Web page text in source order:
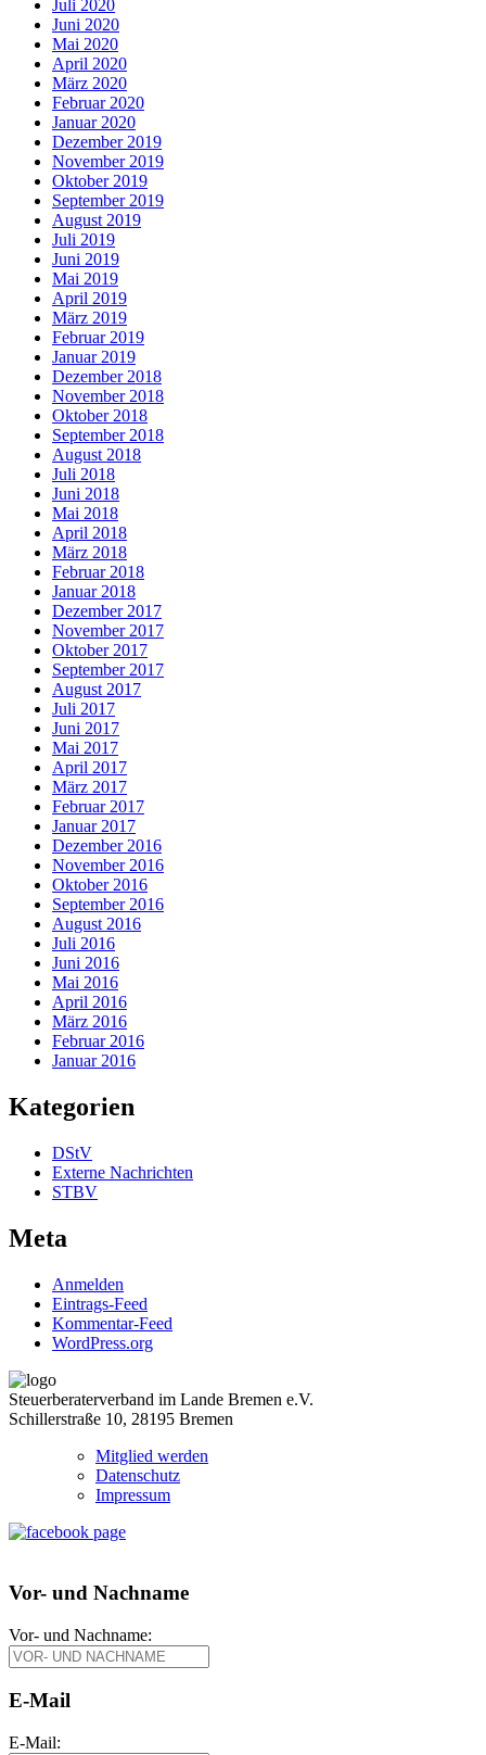
Juli 2020
Juni 2020
Mai 2020
April 2020
März 2020
Februar 2020
Januar 2020
Dezember 2019
November 2019
Oktober 2019
September 2019
August 2019
Juli 2019
Juni 2019
Mai 2019
April 2019
März 2019
Februar 2019
Januar 2019
Dezember 2018
November 2018
Oktober 2018
September 2018
August 2018
Juli 2018
Juni 2018
Mai 2018
April 2018
März 2018
Februar 2018
Januar 2018
Dezember 2017
November 2017
Oktober 2017
September 2017
August 2017
Juli 2017
Juni 2017
Mai 2017
April 2017
März 2017
Februar 2017
Januar 2017
Dezember 2016
November 2016
Oktober 2016
September 2016
August 2016
Juli 2016
Juni 2016
Mai 2016
April 2016
März 2016
Februar 2016
Januar 2016
Kategorien
DStV
Externe Nachrichten
STBV
Meta
Anmelden
Eintrags-Feed
Kommentar-Feed
WordPress.org
Steuerberaterverband im Lande Bremen e.V.
Schillerstraße 10, 28195 Bremen
Mitglied werden
Datenschutz
Impressum
Vor- und Nachname
Vor- und Nachname:
E-Mail
E-Mail: